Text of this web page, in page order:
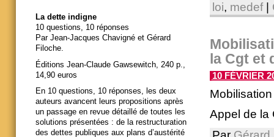
loi, medef
la Cgt et
10 FÉVRIER
Appel de la
La dette indigne
10 questions, 10 réponses
Par Jean-Jacques Chavigné et Gérard
Filoche.
Éditions Jean-Claude Gawsewitch, 240 p.,
14,90 euros
En 10 questions, 10 réponses, les deux
auteurs avancent leurs propositions après
un passage en revue détaillé de toutes les
solutions présentées : de la restructuration
des dettes publiques aux plans d’austérité